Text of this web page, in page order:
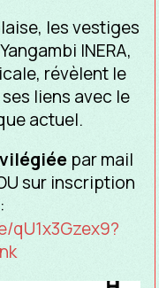
les vestiges
INERA,
révèlent le
liens avec le
actuel.
par mail
sur inscription